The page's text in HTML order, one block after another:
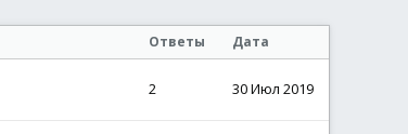
Ответы Дата
2 30 Июл 2019